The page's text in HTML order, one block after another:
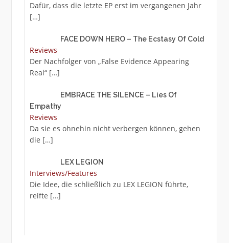
Dafür, dass die letzte EP erst im vergangenen Jahr
[…]
FACE DOWN HERO – The Ecstasy Of Cold
Reviews
Der Nachfolger von „False Evidence Appearing
Real“ […]
EMBRACE THE SILENCE – Lies Of
Empathy
Reviews
Da sie es ohnehin nicht verbergen können, gehen
die […]
LEX LEGION
Interviews/Features
Die Idee, die schließlich zu LEX LEGION führte,
reifte […]